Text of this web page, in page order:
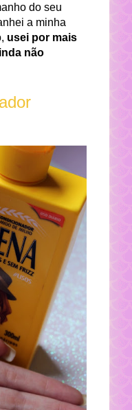
do seu
a minha
usei por mais
não